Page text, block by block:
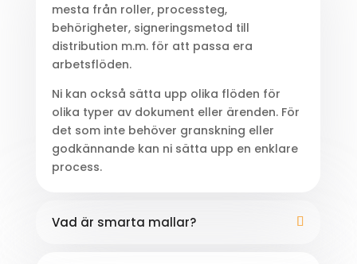
mesta från roller, processteg,
behörigheter, signeringsmetod till
distribution m.m. för att passa era
arbetsflöden.
Ni kan också sätta upp olika flöden för
olika typer av dokument eller ärenden. För
det som inte behöver granskning eller
godkännande kan ni sätta upp en enklare
process.
Vad är smarta mallar?